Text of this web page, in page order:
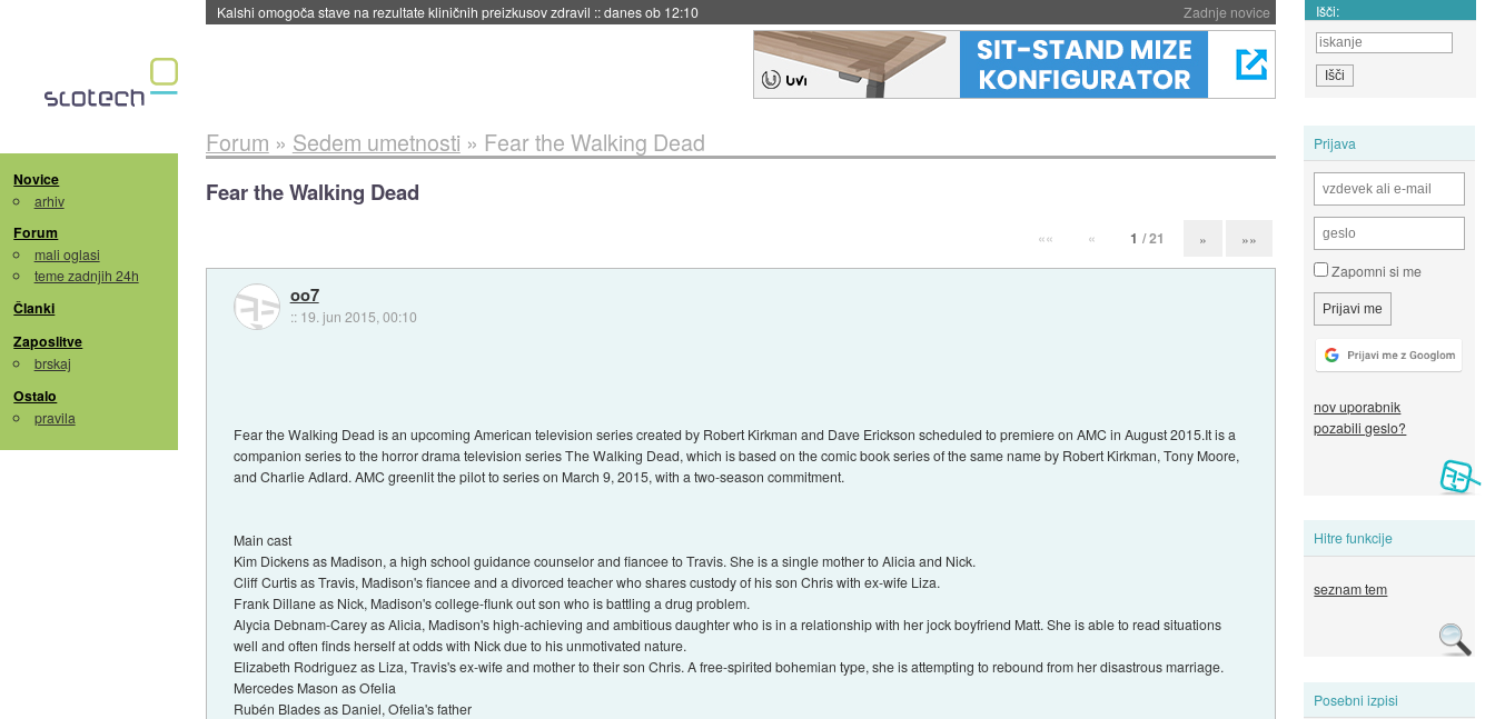
Zadnje novice
Sandisk že prodal več kot polovico SSD-jev za naslednji dve leti::danes ob 11:37 Išči:
Novice
arhiv
Forum
mali oglasi
teme zadnjih 24h
Članki
Zaposlitve
brskaj
Ostalo
pravila
Prijava
Zapomni si me
nov uporabnik
pozabili geslo?
Hitre funkcije
seznam tem
Posebni izpisi
Forum » Sedem umetnosti » Fear the Walking Dead
Fear the Walking Dead
«« « 1 / 21 » »»
oo7
:: 19. jun 2015, 00:10
Fear the Walking Dead is an upcoming American television series created by Robert Kirkman and Dave Erickson scheduled to premiere on AMC in August 2015.It is a
companion series to the horror drama television series The Walking Dead, which is based on the comic book series of the same name by Robert Kirkman, Tony Moore,
and Charlie Adlard. AMC greenlit the pilot to series on March 9, 2015, with a two-season commitment.
Main cast
Kim Dickens as Madison, a high school guidance counselor and fiancee to Travis. She is a single mother to Alicia and Nick.
Cliff Curtis as Travis, Madison's fiancee and a divorced teacher who shares custody of his son Chris with ex-wife Liza.
Frank Dillane as Nick, Madison's college-flunk out son who is battling a drug problem.
Alycia Debnam-Carey as Alicia, Madison's high-achieving and ambitious daughter who is in a relationship with her jock boyfriend Matt. She is able to read situations
well and often finds herself at odds with Nick due to his unmotivated nature.
Elizabeth Rodriguez as Liza, Travis's ex-wife and mother to their son Chris. A free-spirited bohemian type, she is attempting to rebound from her disastrous marriage.
Mercedes Mason as Ofelia
Rubén Blades as Daniel, Ofelia's father